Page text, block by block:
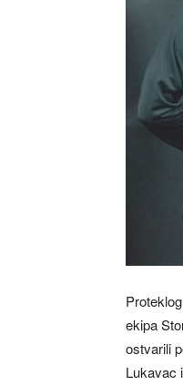
ekipa
ostvarili
Lukavac